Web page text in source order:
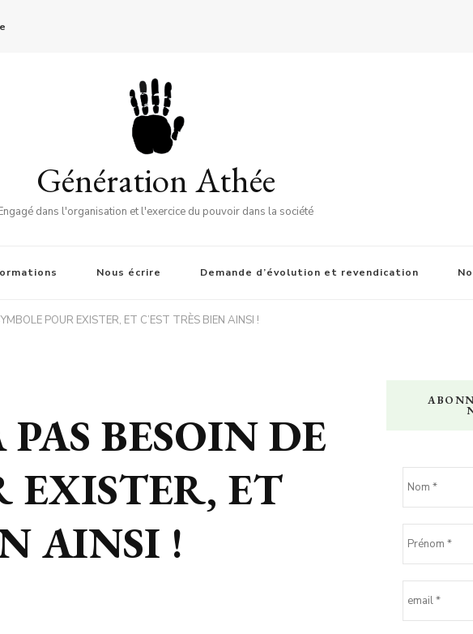
Génération Athée
dans l'organisation et l'exercice du pouvoir dans la société
Nous écrire Demande d’évolution et revendication
POUR EXISTER, ET C’EST TRÈS BIEN AINSI !
PAS BESOIN DE
EXISTER, ET
AINSI !